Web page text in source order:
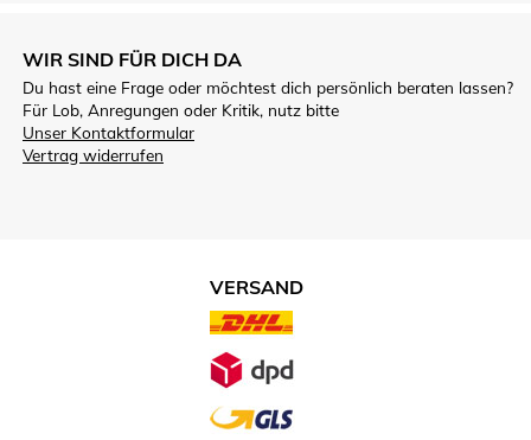
WIR SIND FÜR DICH DA
Du hast eine Frage oder möchtest dich persönlich beraten lassen?
Für Lob, Anregungen oder Kritik, nutz bitte
Unser Kontaktformular
Vertrag widerrufen
VERSAND
VERSANDARTEN.JPG